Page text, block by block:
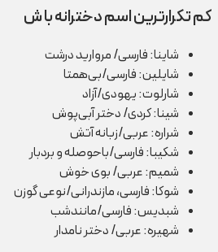
کم تکرارترین اسم دخترانه با ش
شاینا: فارسی/ مروارید درشت
شایلین: فارسی/بی‌همتا
شارلوت: یهودی/آزاد
شینا: کردی/ دختر آبی‌پوش
شراره: عربی/زبانه آتش
شکیبا: فارسی/باحوصله و بردبار
شمیم: عربی/ بوی خوش
شوکا: فارسی، مازندرانی/نوعی گوزن
شبدیس: فارسی/مانندشب
شهیره: عربی/ دختر نامدار